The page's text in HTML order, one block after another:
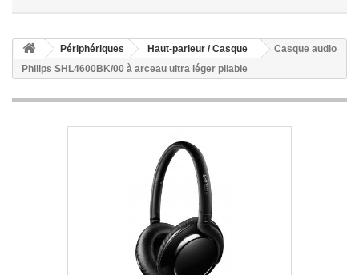
Périphériques Haut-parleur / Casque
Casque audio
Philips SHL4600BK/00 à arceau ultra léger pliable